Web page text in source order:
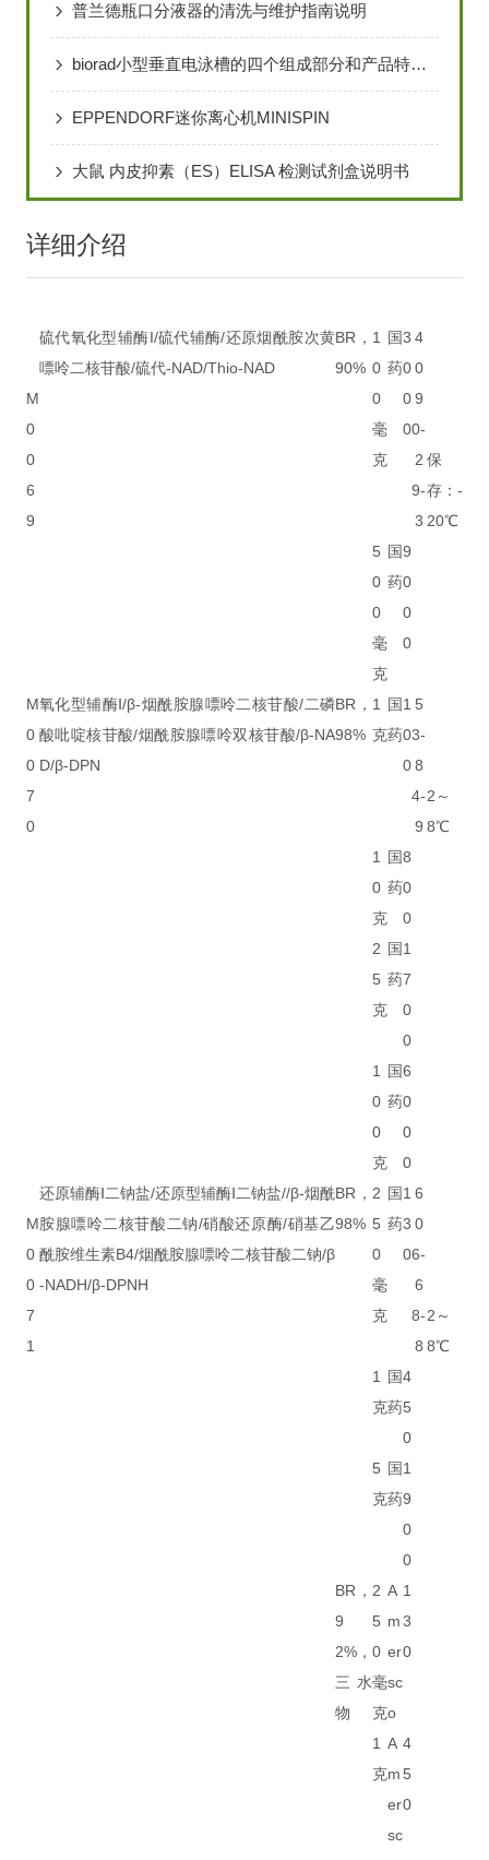
普兰德瓶口分液器的清洗与维护指南说明
biorad小型垂直电泳槽的四个组成部分和产品特点说明
EPPENDORF迷你离心机MINISPIN
大鼠 内皮抑素（ES）ELISA 检测试剂盒说明书
详细介绍
M
0
0
6
9
硫代氧化型辅酶I/硫代辅酶/还原烟酰胺次黄
嘌呤二核苷酸/硫代-NAD/Thio-NAD
BR，
90%
1
0
0
毫
克
国
药
3
0
0
0
4
0
9
0-
2
9-
3
保
存：-
20℃
5
0
0
毫
克
国
药
9
0
0
0
M
0
0
7
0
氧化型辅酶Ⅰ/β-烟酰胺腺嘌呤二核苷酸/二磷
酸吡啶核苷酸/烟酰胺腺嘌呤双核苷酸/β-NA
D/β-DPN
BR，
98%
1
克
国
药
1
0
0
5
3-
8
4-
9
2～
8℃
1
0
克
国
药
8
0
0
2
5
克
国
药
1
7
0
0
1
0
0
克
国
药
6
0
0
0
M
0
0
7
1
还原辅酶Ⅰ二钠盐/还原型辅酶Ⅰ二钠盐//β-烟酰
胺腺嘌呤二核苷酸二钠/硝酸还原酶/硝基乙
酰胺维生素B4/烟酰胺腺嘌呤二核苷酸二钠/β
-NADH/β-DPNH
BR，
98%
2
5
0
毫
克
国
药
1
3
0
6
0
6-
6
8-
8
2～
8℃
1
克
国
药
4
5
0
5
克
国
药
1
9
0
0
BR，
9
2%，
三水
物
2
5
0
毫
克
A
m
er
sc
o
1
3
0
1
克
A
m
er
sc
4
5
0